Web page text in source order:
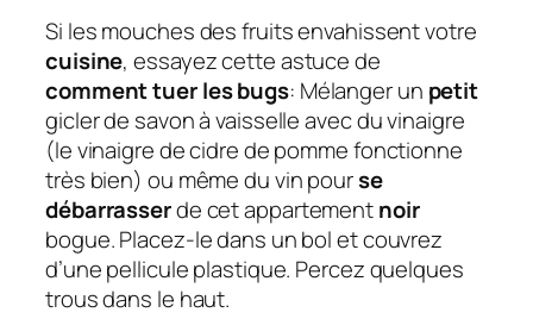
Si les mouches des fruits envahissent votre
cuisine, essayez cette astuce de
comment tuer les bugs: Mélanger un petit
gicler de savon à vaisselle avec du vinaigre
(le vinaigre de cidre de pomme fonctionne
très bien) ou même du vin pourse
débarrasserde cet appartementnoir
bogue. Placez-le dans un bol et couvrez
d’une pellicule plastique. Percez quelques
trous dans le haut.